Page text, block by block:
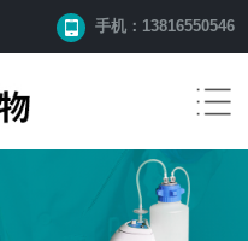
手机：13816550546